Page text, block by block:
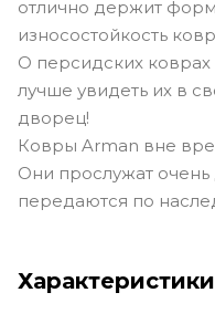
отлично держит
износостойкость
О персидских
лучше увидеть их в
дворец!
Ковры Arman вне
Они прослужат
передаются по
Характеристики